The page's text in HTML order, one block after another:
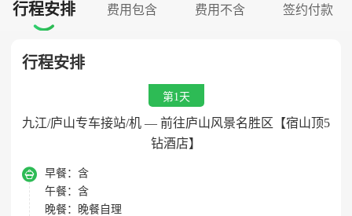
行程安排 费用包含 费用不含 签约付款

行程安排
第1天
九江/庐山专车接站/机 — 前往庐山风景名胜区【宿山顶5
钻酒店】
 早餐： 含
午餐： 含
晚餐：
晚餐自理